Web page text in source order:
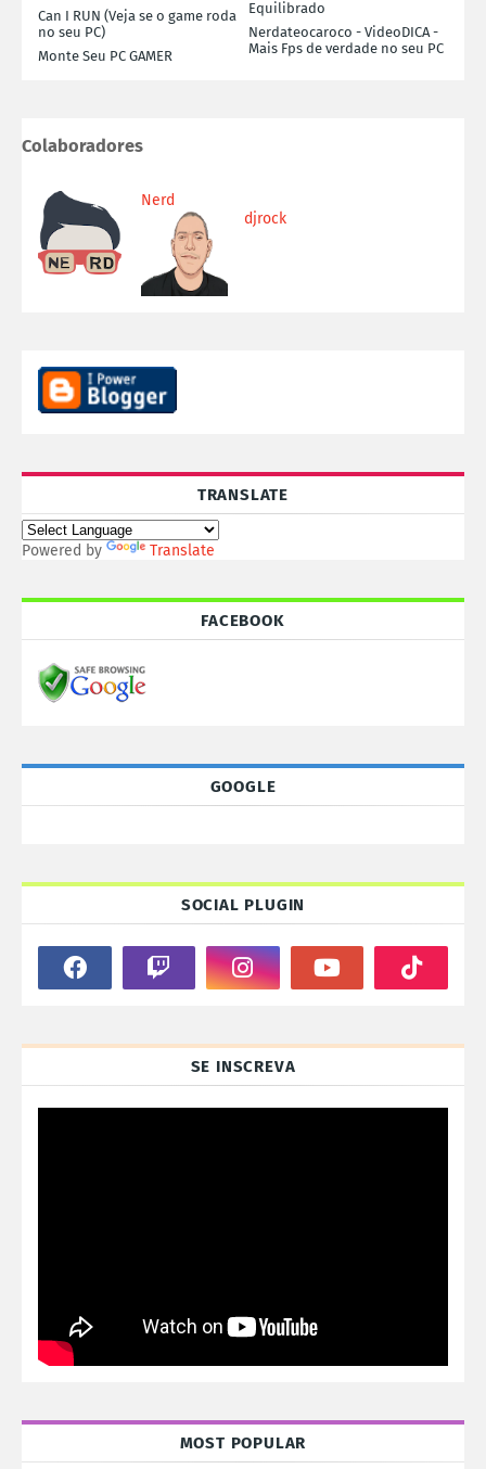
Equilibrado
Can I RUN (Veja se o game roda
no seu PC)
Nerdateocaroco - VideoDICA -
Mais Fps de verdade no seu PC
Monte Seu PC GAMER
Colaboradores
Nerd
djrock
TRANSLATE
Powered by Translate
FACEBOOK
GOOGLE
SOCIAL PLUGIN
SE INSCREVA
MOST POPULAR